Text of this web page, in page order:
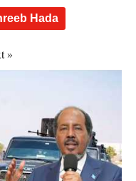
Hada
»